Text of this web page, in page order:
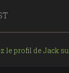
le profil de Jack